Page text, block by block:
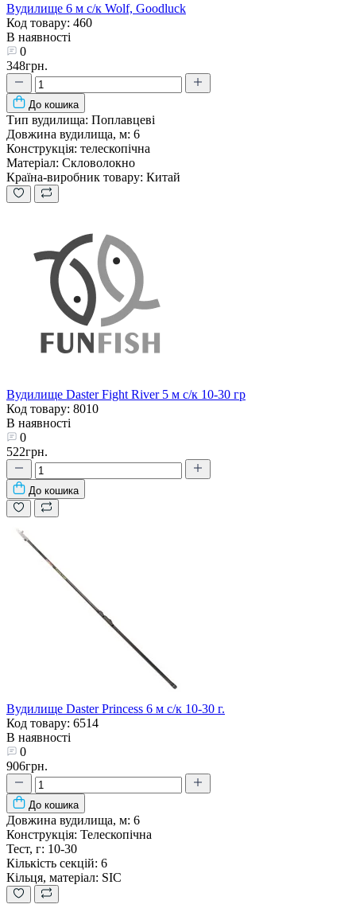
Вудилище 6 м с/к Wolf, Goodluck
Код товару: 460
В наявності
0
348грн.
До кошика
Тип вудилища: Поплавцеві
Довжина вудилища, м: 6
Конструкція: телескопічна
Матеріал: Скловолокно
Країна-виробник товару: Китай
Вудилище Daster Fight River 5 м с/к 10-30 гр
Код товару: 8010
В наявності
0
522грн.
До кошика
Вудилище Daster Princess 6 м с/к 10-30 г.
Код товару: 6514
В наявності
0
906грн.
До кошика
Довжина вудилища, м: 6
Конструкція: Телескопічна
Тест, г: 10-30
Кількість секцій: 6
Кільця, матеріал: SIC